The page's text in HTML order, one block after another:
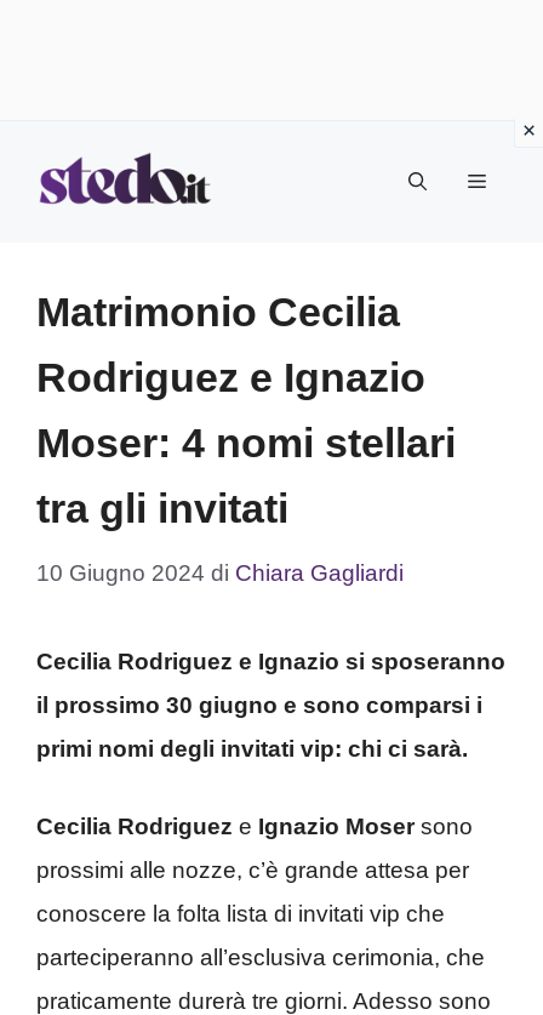
Menu
Matrimonio Cecilia
Rodriguez e Ignazio
Moser: 4 nomi stellari
tra gli invitati
10 Giugno 2024 di Chiara Gagliardi
Cecilia Rodriguez e Ignazio si sposeranno
il prossimo 30 giugno e sono comparsi i
primi nomi degli invitati vip: chi ci sarà.
Cecilia Rodriguez e Ignazio Mosersono
prossimi alle nozze, c’è grande attesa per
conoscere la folta lista di invitati vip che
parteciperanno all’esclusiva cerimonia, che
praticamente durerà tre giorni. Adesso sono